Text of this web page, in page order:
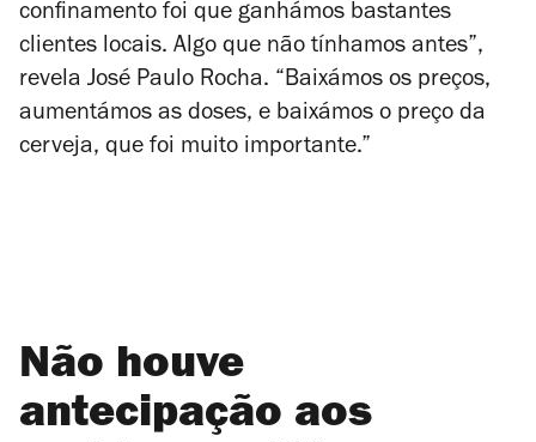
confinamento foi que ganhámos bastantes
clientes locais. Algo que não tínhamos antes”,
revela José Paulo Rocha. “Baixámos os preços,
aumentámos as doses, e baixámos o preço da
cerveja, que foi muito importante.”
Não houve
antecipação aos